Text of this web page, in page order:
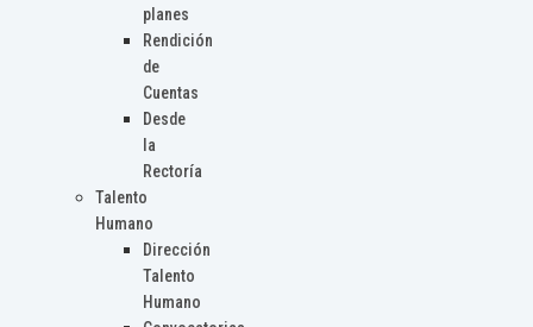
planes
Rendición
de
Cuentas
Desde
la
Rectoría
Talento
Humano
Dirección
Talento
Humano